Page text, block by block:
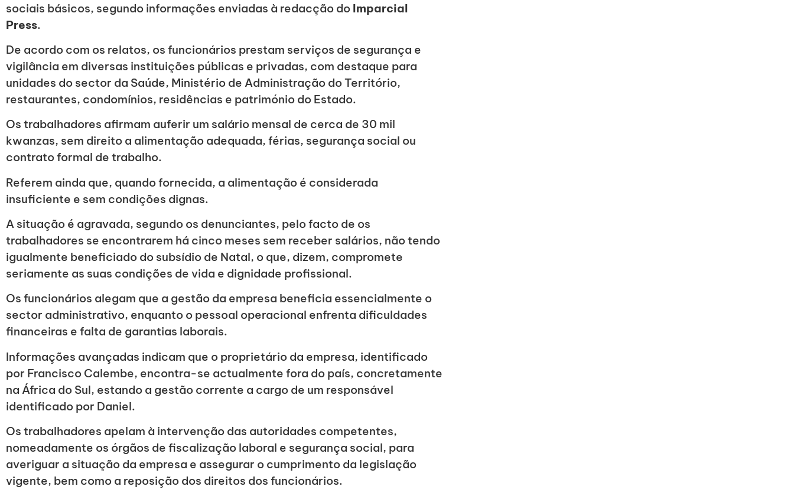
sociais básicos, segundo informações enviadas à redacção do Imparcial
Press.
De acordo com os relatos, os funcionários prestam serviços de segurança e
vigilância em diversas instituições públicas e privadas, com destaque para
unidades do sector da Saúde, Ministério de Administração do Território,
restaurantes, condomínios, residências e património do Estado.
Os trabalhadores afirmam auferir um salário mensal de cerca de 30 mil
kwanzas, sem direito a alimentação adequada, férias, segurança social ou
contrato formal de trabalho.
Referem ainda que, quando fornecida, a alimentação é considerada
insuficiente e sem condições dignas.
A situação é agravada, segundo os denunciantes, pelo facto de os
trabalhadores se encontrarem há cinco meses sem receber salários, não tendo
igualmente beneficiado do subsídio de Natal, o que, dizem, compromete
seriamente as suas condições de vida e dignidade profissional.
Os funcionários alegam que a gestão da empresa beneficia essencialmente o
sector administrativo, enquanto o pessoal operacional enfrenta dificuldades
financeiras e falta de garantias laborais.
Informações avançadas indicam que o proprietário da empresa, identificado
por Francisco Calembe, encontra-se actualmente fora do país, concretamente
na África do Sul, estando a gestão corrente a cargo de um responsável
identificado por Daniel.
Os trabalhadores apelam à intervenção das autoridades competentes,
nomeadamente os órgãos de fiscalização laboral e segurança social, para
averiguar a situação da empresa e assegurar o cumprimento da legislação
vigente, bem como a reposição dos direitos dos funcionários.